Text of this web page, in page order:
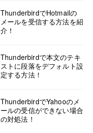
ThunderbirdでHotmailの
メールを受信する方法を紹
介！
Thunderbirdで本文のテキ
ストに段落をデフォルト設
定する方法！
ThunderbirdでYahooのメ
ールの受信ができない場合
の対処法！